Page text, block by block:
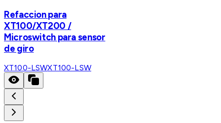
Refaccion para
XT100/XT200 /
Microswitch para sensor
de giro
XT100-LSWXT100-LSW